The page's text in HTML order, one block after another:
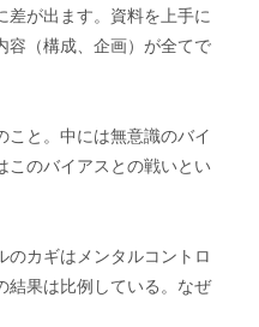
が出ます。資料を上手に
容（構成、企画）が全てで
と。中には無意識のバイ
このバイアスとの戦いとい
カギはメンタルコントロ
結果は比例している。なぜ